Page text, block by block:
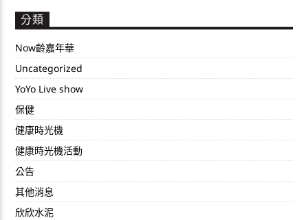
分類
Now齡嘉年華
Uncategorized
YoYo Live show
保健
健康時光機
健康時光機活動
公告
其他消息
欣欣水泥